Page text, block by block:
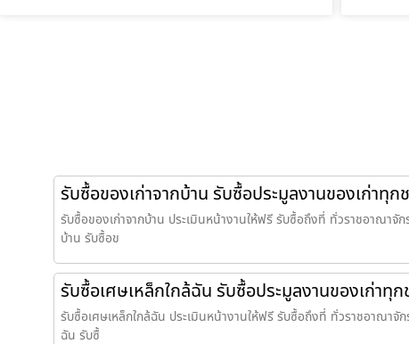
รับซื้อของเก่าจากบ้าน รับซื้อประมูลงานของเก่าทุก
รับซื้อของเก่าจากบ้าน ประเมินหน้างานให้ฟรี รับซื้อถึงที่ ทั่วราชอาณาจั
บ้าน รับซื้อข
รับซื้อเศษเหล็กใกล้ฉัน รับซื้อประมูลงานของเก่าทุ
รับซื้อเศษเหล็กใกล้ฉัน ประเมินหน้างานให้ฟรี รับซื้อถึงที่ ทั่วราชอาณาจั
ฉัน รับซื้